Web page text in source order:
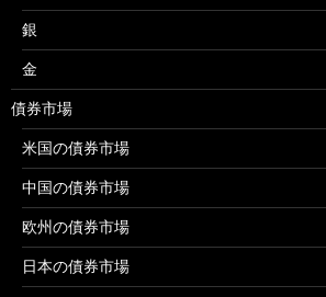
銀
金
債券市場
米国の債券市場
中国の債券市場
欧州の債券市場
日本の債券市場